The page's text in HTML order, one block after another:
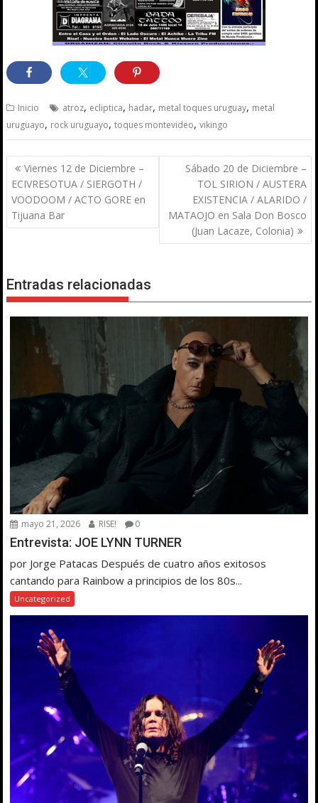
Inicio atroz, ecliptica, hadar, metal toques uruguay, metal
uruguayo, rock uruguayo,toques montevideo,vikingo
Navegación
de
entradas
Viernes 12 de Diciembre –
ECIVRESOTUA / SIERGOTH /
VOODOOM / ACTO GORE en
Tijuana Bar
Sábado 20 de Diciembre –
TOL SIRION / AUSTERA
EXISTENCIA / ALARIDO /
MATAOJO en Sala Don Bosco
(Juan Lacaze, Colonia)
Entradas relacionadas
mayo 21, 2026 RISE! 0
Entrevista: JOE LYNN TURNER
por Jorge Patacas Después de cuatro años exitosos
cantando para Rainbow a principios de los 80s...
Uncategorized